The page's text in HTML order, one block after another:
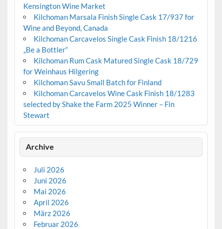
Kensington Wine Market
Kilchoman Marsala Finish Single Cask 17/937 for
Wine and Beyond, Canada
Kilchoman Carcavelos Single Cask Finish 18/1216
„Be a Bottler“
Kilchoman Rum Cask Matured Single Cask 18/729
for Weinhaus Hilgering
Kilchoman Savu Small Batch for Finland
Kilchoman Carcavelos Wine Cask Finish 18/1283
selected by Shake the Farm 2025 Winner – Fin
Stewart
Archive
Juli 2026
Juni 2026
Mai 2026
April 2026
März 2026
Februar 2026